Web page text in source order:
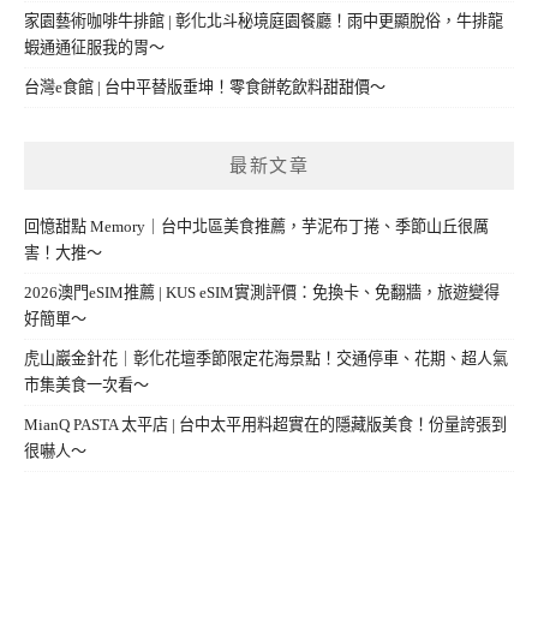
家園藝術咖啡牛排館 | 彰化北斗秘境庭園餐廳！雨中更顯脫俗，牛排龍
蝦通通征服我的胃～
台灣e食館 | 台中平替版垂坤！零食餅乾飲料甜甜價～
最新文章
回憶甜點 Memory｜台中北區美食推薦，芋泥布丁捲、季節山丘很厲
害！大推～
2026澳門eSIM推薦 | KUS eSIM實測評價：免換卡、免翻牆，旅遊變得
好簡單～
虎山巖金針花｜彰化花壇季節限定花海景點！交通停車、花期、超人氣
市集美食一次看～
MianQ PASTA 太平店 | 台中太平用料超實在的隱藏版美食！份量誇張到
很嚇人～